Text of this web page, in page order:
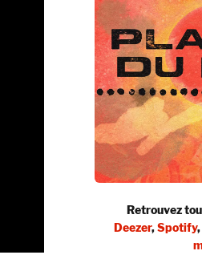
Retrouvez
Deezer,Spotify,